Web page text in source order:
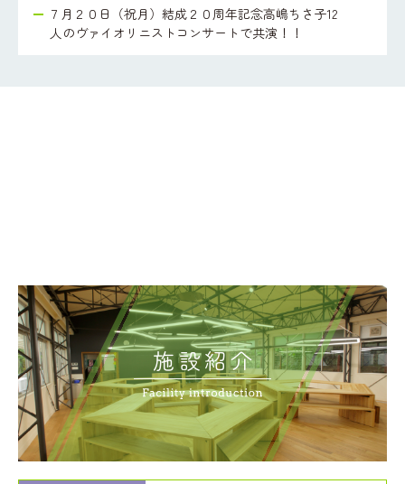
７月２０日（祝月）結成２０周年記念高嶋ちさ子12
人のヴァイオリニストコンサートで共演！！
施設紹介